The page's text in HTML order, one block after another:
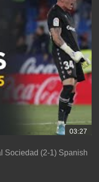
03:27
(2-1) Spanish